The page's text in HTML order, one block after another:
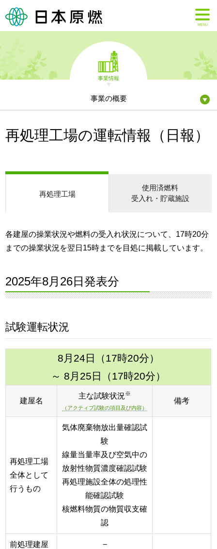
MENU
事業情報
事業の概要
再処理工場の運転情報（日報）
再処理工場
使用済燃料
受入れ・貯蔵施設
各建屋の操業状況や燃料の受入れ状況について、17時20分
までの操業状況を翌日15時までを目処に掲載しています。
2025年8月26日発表分
試験運転状況
8月24日（17時20分）
～ 8月25日（17時20分）
建屋名
主な試験状況※
（アクティブ試験の項目及び内容）
備考
再処理工場
全体として
行うもの
気体廃棄物放出量確認試
験
線量当量率及び空気中の
放射性物質濃度確認試験
再処理施設全体の処理性
能確認試験
核燃料物質の物質収支確
認
前処理建屋 −